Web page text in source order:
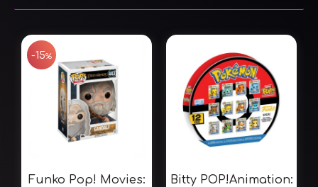
SALE
-15%
Funko Pop! Movies:
Bitty POP!Animation: